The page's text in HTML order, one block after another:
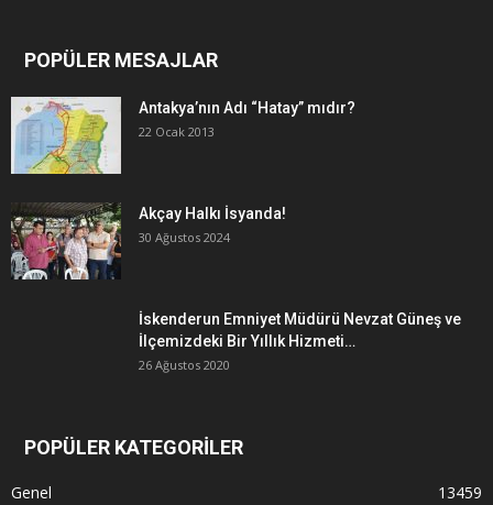
POPÜLER MESAJLAR
Antakya’nın Adı “Hatay” mıdır?
22 Ocak 2013
Akçay Halkı İsyanda!
30 Ağustos 2024
İskenderun Emniyet Müdürü Nevzat Güneş ve
İlçemizdeki Bir Yıllık Hizmeti…
26 Ağustos 2020
POPÜLER KATEGORİLER
Genel
13459